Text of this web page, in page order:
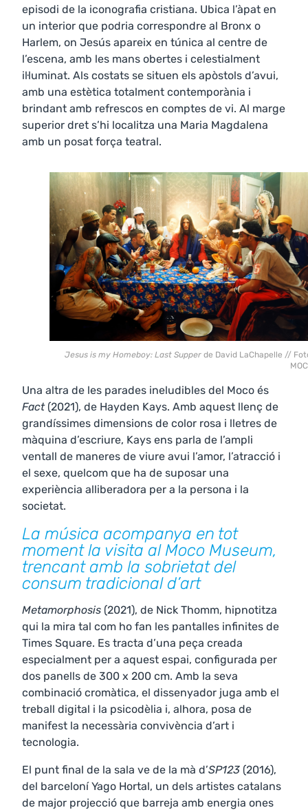
episodi de la iconografia cristiana. Ubica l’àpat en
un interior que podria correspondre al Bronx o
Harlem, on Jesús apareix en túnica al centre de
l’escena, amb les mans obertes i celestialment
il·luminat. Als costats se situen els apòstols d’avui,
amb una estètica totalment contemporània i
brindant amb refrescos en comptes de vi. Al marge
superior dret s’hi localitza una Maria Magdalena
amb un posat força teatral.
Jesus is my Homeboy: Last Supper de David LaChapelle //
Una altra de les parades ineludibles del Moco és
Fact (2021), de Hayden Kays. Amb aquest llenç de
grandíssimes dimensions de color rosa i lletres de
màquina d’escriure, Kays ens parla de l’ampli
ventall de maneres de viure avui l’amor, l’atracció i
el sexe, quelcom que ha de suposar una
experiència alliberadora per a la persona i la
societat.
La música acompanya en tot
moment la visita al Moco Museum,
trencant amb la sobrietat del
consum tradicional d’art
Metamorphosis (2021), de Nick Thomm, hipnotitza
qui la mira tal com ho fan les pantalles infinites de
Times Square. Es tracta d’una peça creada
especialment per a aquest espai, configurada per
dos panells de 300 x 200 cm. Amb la seva
combinació cromàtica, el dissenyador juga amb el
treball digital i la psicodèlia i, alhora, posa de
manifest la necessària convivència d’art i
tecnologia.
El punt final de la sala ve de la mà d’SP123 (2016),
del barceloní Yago Hortal, un dels artistes catalans
de major projecció que barreja amb energia ones